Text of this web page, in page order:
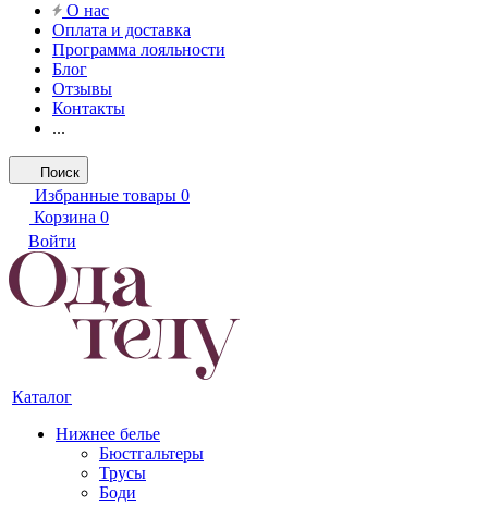
О нас
Оплата и доставка
Программа лояльности
Блог
Отзывы
Контакты
...
Поиск
Избранные товары 0
Корзина 0
Войти
Каталог
Нижнее белье
Бюстгальтеры
Трусы
Боди